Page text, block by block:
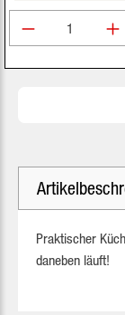
Produkt
Praktischer
daneben läuft!